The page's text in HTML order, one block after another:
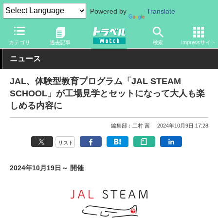
Powered by Translate
カテゴリ 過去記事 検索 Impressサイト
トラベル Watch 企業・政府・官庁 国内エアライン JAL
ニュース
JAL、体験型教育プログラム「JAL STEAM
SCHOOL」が工場見学とセットになって大人も楽
しめる内容に
編集部：二村 茜 2024年10月9日 17:28
リスト
2024年10月19日～ 開催